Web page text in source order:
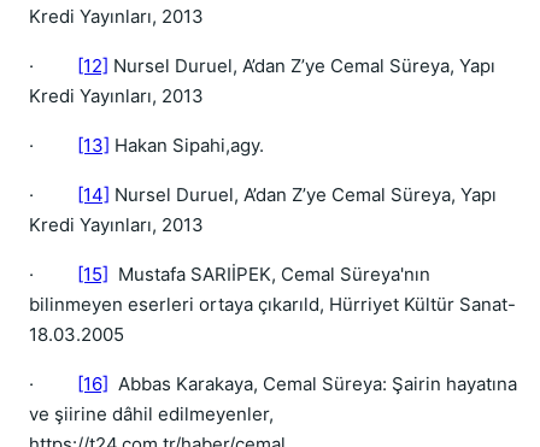
Kredi Yayınları, 2013
· [12] Nursel Duruel, A’dan Z’ye Cemal Süreya, Yapı
Kredi Yayınları, 2013
· [13] Hakan Sipahi,agy.
· [14] Nursel Duruel, A’dan Z’ye Cemal Süreya, Yapı
Kredi Yayınları, 2013
· [15] Mustafa SARIİPEK, Cemal Süreya'nın
bilinmeyen eserleri ortaya çıkarıld, Hürriyet Kültür Sanat-
18.03.2005
· [16] Abbas Karakaya, Cemal Süreya: Şairin hayatına
ve şiirine dâhil edilmeyenler,